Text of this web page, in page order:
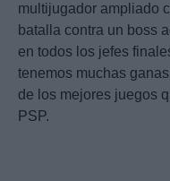
multijugador ampliado
batalla contra un boss
en todos los jefes
tenemos muchas
de los mejores juegos
PSP.